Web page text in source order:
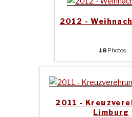
2012 -
18Photos
2011 -
Limburg